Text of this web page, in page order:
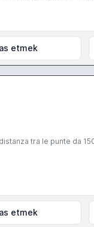
etmek
tra le punte da
etmek